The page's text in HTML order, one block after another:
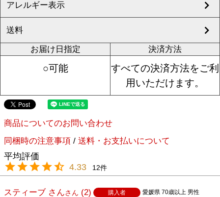
アレルギー表示
送料
お届け日指定
○可能
決済方法
すべての決済方法をご利
用いただけます。
商品についてのお問い合わせ
同梱時の注意事項 / 送料・お支払いについて
4.33 12
スティーブ さん 2 購入者 愛媛県 70歳以上 男性